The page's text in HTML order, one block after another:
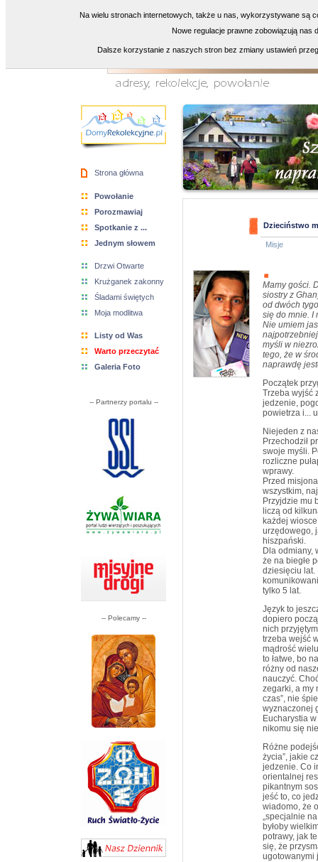
Strona główna
Powołanie
Porozmawiaj
Spotkanie z ...
Jednym słowem
Drzwi Otwarte
Krużganek zakonny
Śladami świętych
Moja modlitwa
Listy od Was
Warto przeczytać
Galeria Foto
-- Partnerzy portalu --
-- Polecamy --
Dzieciństwo
Misje
Mamy gości.
siostry z
od dwóch
się do mnie. I
Nie umiem
myśli w
tego, że w
naprawdę
Początek
Trzeba wyjść
jedzenie,
powietrza i...
Niejeden z
Przechodził
swoje myśli.
rozliczne
wprawy.
Przed
wszystkim,
Przyjdzie mu
liczą od
każdej
urzędowego,
hiszpański.
Dla odmiany,
że na biegłe
dziesięciu lat.
tylko 5 lat.
Język to
dopiero
nich
trzeba wejść
mądrość
to łatwe, bo
różny od
nauczyć.
zegarki, a my
czas”, nie
wyznaczonej
Eucharystia
nikomu się nie
Różne
życia”, jakie
jedzenie. Co
orientalnej
pikantnym
jeść to, co
wiadomo, że
„specjalnie
byłoby
potrawy, jak
się, że
ugotowanymi
Na wielu stronach internetowych, także u nas, wykorzystywane są
Nowe regulacje prawne zobowiązują nas
Dalsze korzystanie z naszych stron bez zmiany ustawień